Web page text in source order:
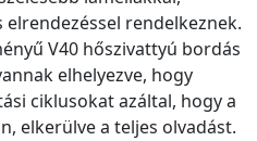
rendelkeznek.
V40 hőszivattyú bordás
elhelyezve, hogy
ciklusokat azáltal, hogy a
elkerülve a teljes olvadást.